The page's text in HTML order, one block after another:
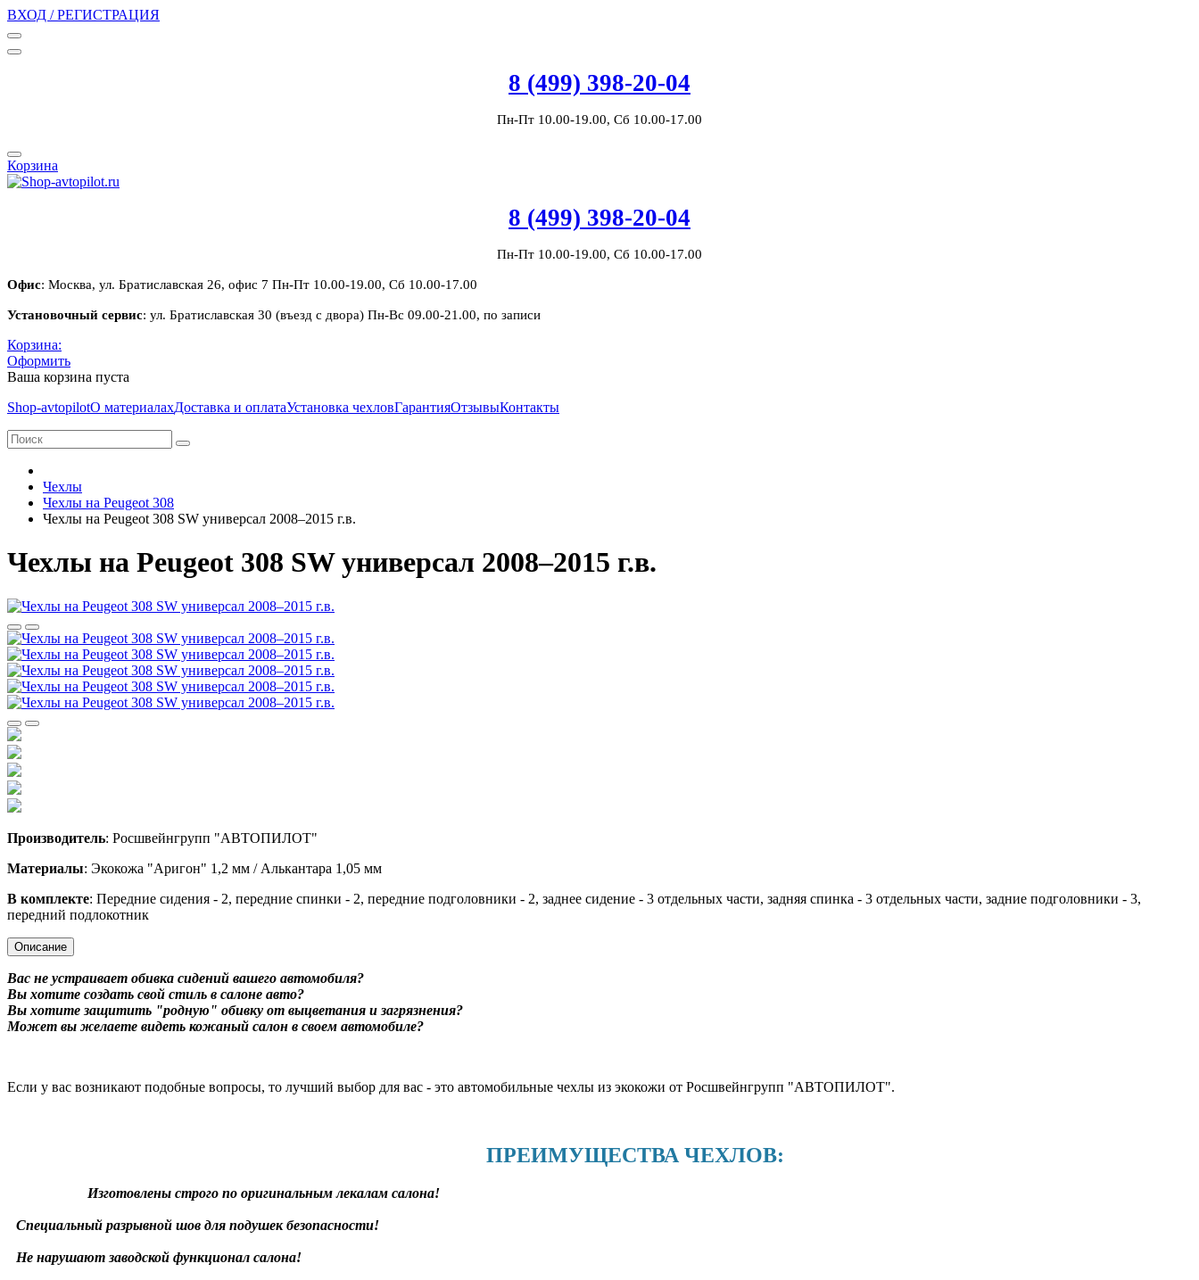
ВХОД / РЕГИСТРАЦИЯ
8 (499) 398-20-04
Пн-Пт 10.00-19.00, Сб 10.00-17.00
Корзина
8 (499) 398-20-04
Пн-Пт 10.00-19.00, Сб 10.00-17.00
Офис: Москва, ул. Братиславская 26, офис 7 Пн-Пт 10.00-19.00, Сб 10.00-17.00
Установочный сервис: ул. Братиславская 30 (въезд с двора) Пн-Вс 09.00-21.00, по записи
Корзина:
Оформить
Ваша корзина пуста
Shop-avtopilotО материалахДоставка и оплатаУстановка чехловГарантияОтзывыКонтакты
Чехлы
Чехлы на Peugeot 308
Чехлы на Peugeot 308 SW универсал 2008–2015 г.в.
Чехлы на Peugeot 308 SW универсал 2008–2015 г.в.
Производитель: Росшвейнгрупп "АВТОПИЛОТ"
Материалы: Экокожа "Аригон" 1,2 мм / Алькантара 1,05 мм
В комплекте: Передние сидения - 2, передние спинки - 2, передние подголовники - 2, заднее сидение - 3 отдельных части, задняя спинка - 3 отдельных части, задние подголовники - 3,
передний подлокотник
Описание
Вас не устраивает обивка сидений вашего автомобиля?
Вы хотите создать свой стиль в салоне авто?
Вы хотите защитить "родную" обивку от выцветания и загрязнения?
Может вы желаете видеть кожаный салон в своем автомобиле?
Если у вас возникают подобные вопросы, то лучший выбор для вас - это автомобильные чехлы из экокожи от Росшвейнгрупп "АВТОПИЛОТ".
ПРЕИМУЩЕСТВА ЧЕХЛОВ:
Изготовлены строго по оригинальным лекалам салона!
Специальный разрывной шов для подушек безопасности!
Не нарушают заводской функционал салона!